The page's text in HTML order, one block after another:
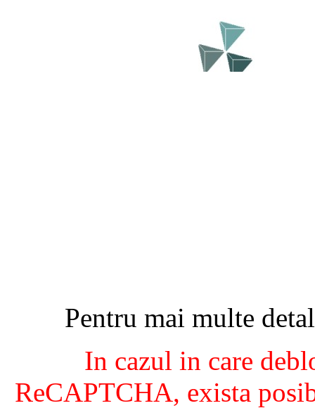
Pentru mai multe
In cazul in care
ReCAPTCHA, exista